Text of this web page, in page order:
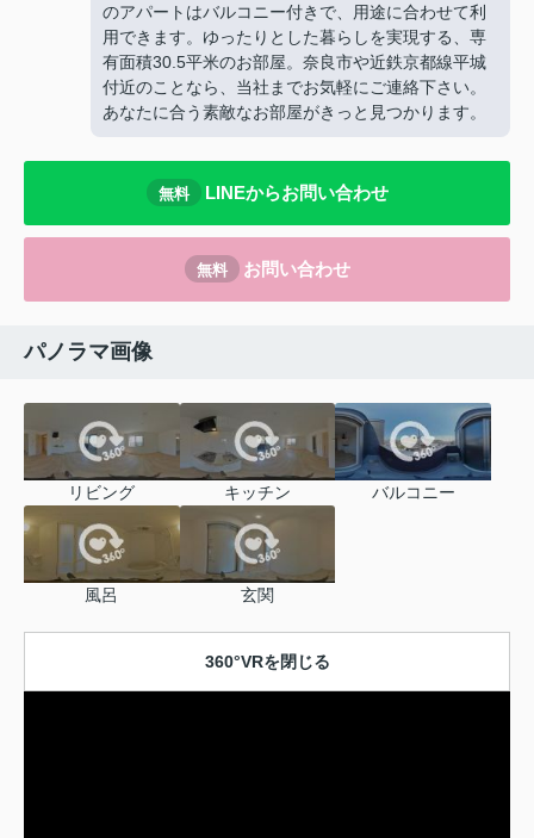
のアパートはバルコニー付きで、用途に合わせて利
用できます。ゆったりとした暮らしを実現する、専
有面積30.5平米のお部屋。奈良市や近鉄京都線平城
付近のことなら、当社までお気軽にご連絡下さい。
あなたに合う素敵なお部屋がきっと見つかります。
無料 LINEからお問い合わせ
無料 お問い合わせ
パノラマ画像
リビング キッチン バルコニー
風呂 玄関
360°VRを閉じる